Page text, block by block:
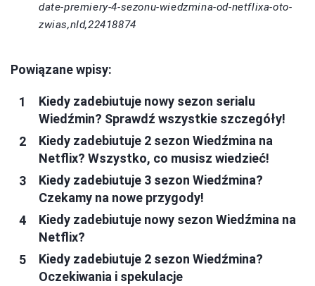
date-premiery-4-sezonu-wiedzmina-od-netflixa-oto-
zwias,nId,22418874
Powiązane wpisy:
Kiedy zadebiutuje nowy sezon serialu
Wiedźmin? Sprawdź wszystkie szczegóły!
Kiedy zadebiutuje 2 sezon Wiedźmina na
Netflix? Wszystko, co musisz wiedzieć!
Kiedy zadebiutuje 3 sezon Wiedźmina?
Czekamy na nowe przygody!
Kiedy zadebiutuje nowy sezon Wiedźmina na
Netflix?
Kiedy zadebiutuje 2 sezon Wiedźmina?
Oczekiwania i spekulacje